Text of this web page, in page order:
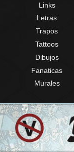
Links
Letras
Trapos
Tattoos
Dibujos
Fanaticas
Murales